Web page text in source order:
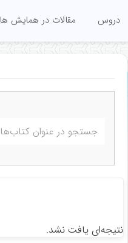
دروس مقالات در همایش ها
نتیجه‌ای یافت نشد.